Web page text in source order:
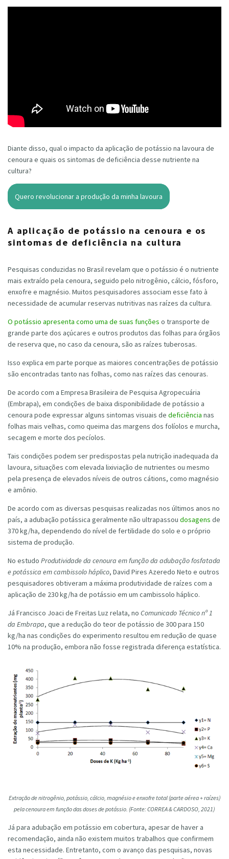
Diante disso, qual o impacto da aplicação de potássio na lavoura de
cenoura e quais os sintomas de deficiência desse nutriente na
cultura?
Quero revolucionar a produção da minha lavoura
A aplicação de potássio na cenoura e os
sintomas de deficiência na cultura
Pesquisas conduzidas no Brasil revelam que o potássio é o nutriente
mais extraído pela cenoura, seguido pelo nitrogênio, cálcio, fósforo,
enxofre e magnésio. Muitos pesquisadores associam esse fato à
necessidade de acumular reservas nutritivas nas raízes da cultura.
O potássio apresenta como uma de suas funções o transporte de
grande parte dos açúcares e outros produtos das folhas para órgãos
de reserva que, no caso da cenoura, são as raízes tuberosas.
Isso explica em parte porque as maiores concentrações de potássio
são encontradas tanto nas folhas, como nas raízes das cenouras.
De acordo com a Empresa Brasileira de Pesquisa Agropecuária
(Embrapa), em condições de baixa disponibilidade de potássio a
cenoura pode expressar alguns sintomas visuais de deficiência nas
folhas mais velhas, como queima das margens dos folíolos e murcha,
secagem e morte dos pecíolos.
Tais condições podem ser predispostas pela nutrição inadequada da
lavoura, situações com elevada lixiviação de nutrientes ou mesmo
pela presença de elevados níveis de outros cátions, como magnésio
e amônio.
De acordo com as diversas pesquisas realizadas nos últimos anos no
país, a adubação potássica geralmente não ultrapassou dosagens de
370 kg/ha, dependendo do nível de fertilidade do solo e o próprio
sistema de produção.
No estudo Produtividade da cenoura em função da adubação fosfatada
e potássica em cambissolo háplico, David Pires Azeredo Neto e outros
pesquisadores obtiveram a máxima produtividade de raízes com a
aplicação de 230 kg/ha de potássio em um cambissolo háplico.
Já Francisco Joaci de Freitas Luz relata, no Comunicado Técnico nº 1
da Embrapa, que a redução do teor de potássio de 300 para 150
kg/ha nas condições do experimento resultou em redução de quase
10% na produção, embora não fosse registrada diferença estatística.
Extração de nitrogênio, potássio, cálcio, magnésio e enxofre total (parte aérea + raízes)
pela cenoura em função das doses de potássio. (Fonte: CORREA & CARDOSO, 2021)
Já para adubação em potássio em cobertura, apesar de haver a
recomendação, ainda não existem muitos trabalhos que confirmem
esta necessidade. Entretanto, com o avanço das pesquisas, novas